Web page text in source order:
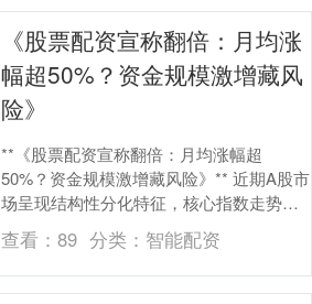
《股票配资宣称翻倍：月均涨
幅超50%？资金规模激增藏风
险》
**《股票配资宣称翻倍：月均涨幅超
50%？资金规模激增藏风险》** 近期A股市
场呈现结构性分化特征，核心指数走势分
化加剧。截至最新数据，沪指周线三连阳
后触及31....
查看：89 分类： 智能配资